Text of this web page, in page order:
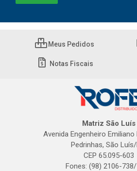
Meus Pedidos
Notas Fiscais
Matriz São Luís
Avenida Engenheiro Emiliano
Pedrinhas, São
CEP 65.095-603
Fones: (98) 2106-